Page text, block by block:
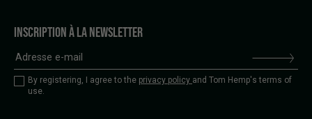
INSCRIPTION À LA NEWSLETTER
By registering, I agree to the privacy policy and Tom Hemp's terms of
use.